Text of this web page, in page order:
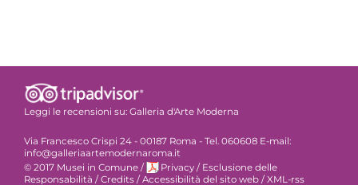
Leggi le recensioni su: Galleria d'Arte Moderna
Via Francesco Crispi 24 - 00187 Roma - Tel. 060608 E-mail:
info@galleriaartemodernaroma.it
© 2017 Musei in Comune / Privacy / Esclusione delle
Responsabilità / Credits / Accessibilità del sito web / XML-rss